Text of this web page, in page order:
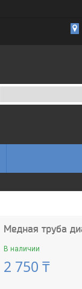
Медная труба
В наличии
2 750 ₸